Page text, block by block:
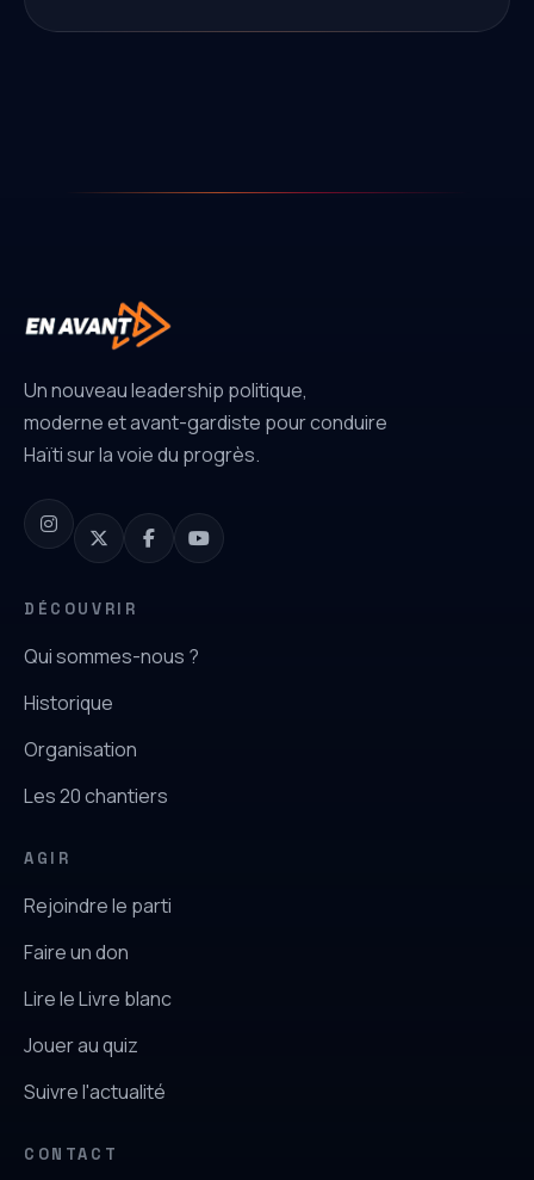
Un nouveau leadership politique,
moderne et avant-gardiste pour conduire
Haïti sur la voie du progrès.
DÉCOUVRIR
Qui sommes-nous ?
Historique
Organisation
Les 20 chantiers
AGIR
Rejoindre le parti
Faire un don
Lire le Livre blanc
Jouer au quiz
Suivre l'actualité
CONTACT